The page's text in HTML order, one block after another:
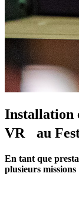
Installation
VR au
En tant que
plusieurs missions